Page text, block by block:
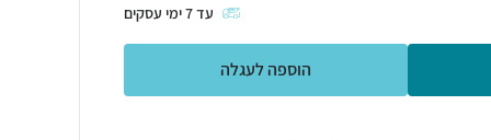
עד7ימי עסקים
הוספה לעגלה